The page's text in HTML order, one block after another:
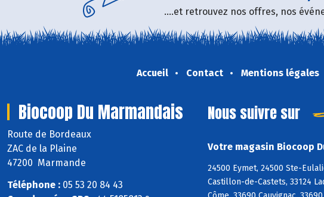
....et retrouvez nos offres, nos
Accueil Contact Mentions légales
Biocoop Du Marmandais
Route de Bordeaux
ZAC de la Plaine
47200 Marmande
Téléphone : 05 53 20 84 43
Nous suivre sur
Votre magasin Biocoop
24500 Eymet, 24500 Ste-
Castillon-de-Castets, 33124